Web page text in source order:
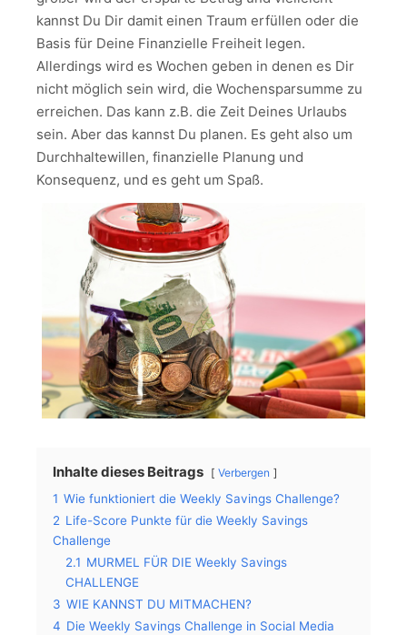
kannst Du Dir damit einen Traum erfüllen oder die
Basis für Deine Finanzielle Freiheit legen.
Allerdings wird es Wochen geben in denen es Dir
nicht möglich sein wird, die Wochensparsumme zu
erreichen. Das kann z.B. die Zeit Deines Urlaubs
sein. Aber das kannst Du planen. Es geht also um
Durchhaltewillen, finanzielle Planung und
Konsequenz, und es geht um Spaß.
Inhalte dieses Beitrags Verbergen
1 Wie funktioniert die Weekly Savings Challenge?
2 Life-Score Punkte für die Weekly Savings
Challenge
2.1 MURMEL FÜR DIE Weekly Savings
CHALLENGE
3 WIE KANNST DU MITMACHEN?
4 Die Weekly Savings Challenge in Social Media